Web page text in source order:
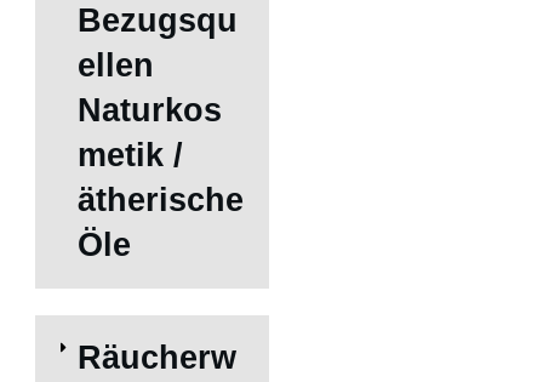
Bezugsqu
ellen
Naturkos
metik /
ätherische
Öle
Räucherw